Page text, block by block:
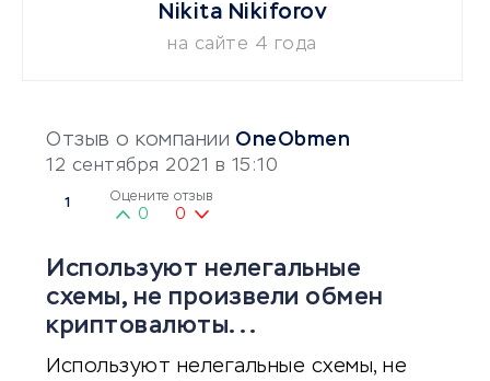
Отзыв о компании OneObmen
12 сентября 2021 в 15:10
1 Оцените отзыв
0 0
Используют нелегальные
схемы, не произвели обмен
криптовалюты...
Используют нелегальные схемы, не
Nikita Nikiforov
на сайте 4 года